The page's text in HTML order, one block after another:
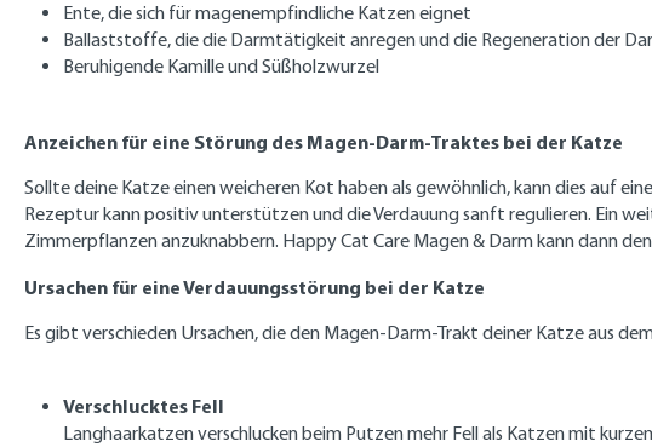
Ente, die sich für magenempfindliche Katzen eignet
Ballaststoffe, die die Darmtätigkeit anregen und die Regeneration der
Beruhigende Kamille und Süßholzwurzel
Anzeichen für eine Störung des Magen-Darm-Traktes bei der Katze
Sollte deine Katze einen weicheren Kot haben als gewöhnlich, kann dies auf
Rezeptur kann positiv unterstützen und die Verdauung sanft regulieren. Ein
Zimmerpflanzen anzuknabbern. Happy Cat Care Magen & Darm kann dann
Ursachen für eine Verdauungsstörung bei der Katze
Es gibt verschieden Ursachen, die den Magen-Darm-Trakt deiner Katze aus
Verschlucktes Fell
Langhaarkatzen verschlucken beim Putzen mehr Fell als Katzen mit